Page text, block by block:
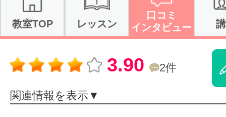
通信講座を
体験レッス
教室TOP レッスン
口コミ
インタビュー
3.90 2件
関連情報を表示▼